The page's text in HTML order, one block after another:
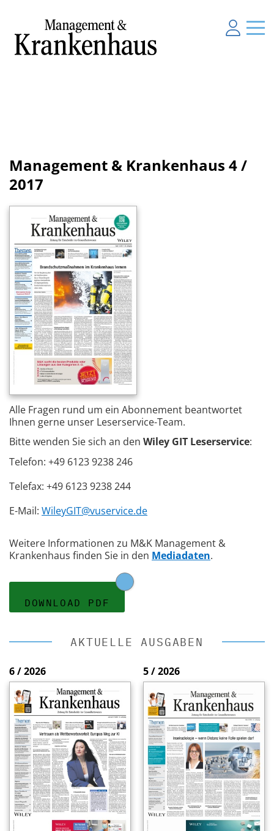
Management & Krankenhaus 4 /
2017
Alle Fragen rund um ein Abonnement beantwortet
Ihnen gerne unser Leserservice-Team.
Bitte wenden Sie sich an den Wiley GIT Leserservice:
Telefon: +49 6123 9238 246
Telefax: +49 6123 9238 244
E-Mail: WileyGIT@vuservice.de
Weitere Informationen zu M&K Management &
Krankenhaus finden Sie in den Mediadaten.
DOWNLOAD PDF
AKTUELLE AUSGABEN
6 / 2026 5 / 2026